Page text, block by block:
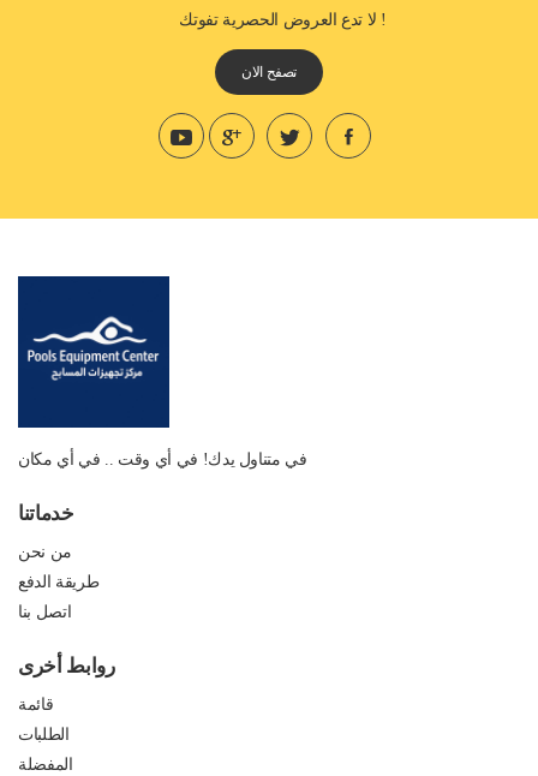
! لا تدع العروض الحصرية تفوتك
تصفح الان
في متناول يدك! في أي وقت .. في أي مكان
خدماتنا
من نحن
طريقة الدفع
اتصل بنا
روابط أخرى
قائمة
الطلبات
المفضلة